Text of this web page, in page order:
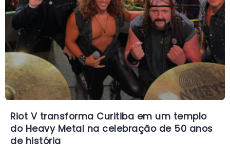
Riot V transforma Curitiba em um templo
do Heavy Metal na celebração de 50 anos
de história